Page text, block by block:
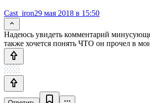
Cast_iron29 мая 2018 в 15:50
Надеюсь увидеть комментарий
также хочется понять ЧТО он прочел в